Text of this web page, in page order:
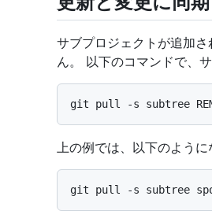
サブプロジェクトが追加
ん。 以下のコマンドで、
上の例では、以下のよう